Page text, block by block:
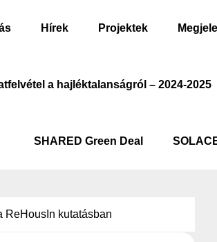
Hírek Projektek
a hajléktalanságról – 2024-2025
SHARED Green Deal
kutatásban